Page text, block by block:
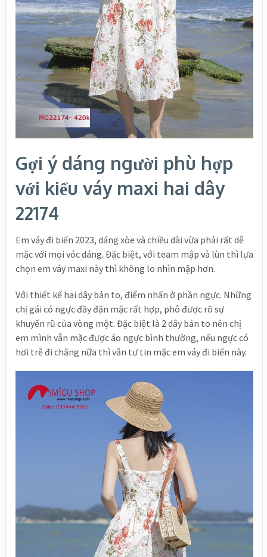
Gợi ý dáng người phù hợp
với kiểu váy maxi hai dây
22174
Em váy đi biển 2023, dáng xòe và chiều dài vừa phải rất dễ
mặc với mọi vóc dáng. Đặc biệt, với team mập và lùn thì lựa
chọn em váy maxi này thì không lo nhìn mập hơn.
Với thiết kế hai dây bản to, điểm nhấn ở phần ngực. Những
chị gái có ngực đầy đặn mặc rất hợp, phô được rõ sự
khuyến rũ của vòng một. Đặc biệt là 2 dây bản to nên chị
em mình vẫn mặc được áo ngực bình thường, nếu ngực có
hơi trễ đi chăng nữa thì vẫn tự tin mặc em váy đi biển này.